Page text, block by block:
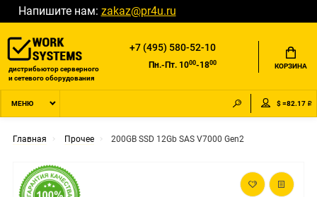
Напишите нам: zakaz@pr4u.ru
дистрибьютор серверного
и сетевого оборудования
+7 (495) 580-52-10
Пн.-Пт. 1000-1800 КОРЗИНА
МЕНЮ $ =82.17 ₽
Главная Прочее 200GB SSD 12Gb SAS V7000 Gen2